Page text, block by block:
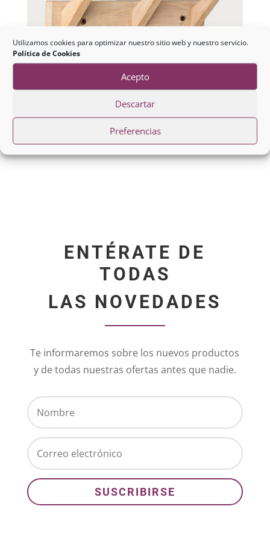
Utilizamos cookies para optimizar nuestro sitio web y nuestro servicio.
Política de Cookies
Acepto
Descartar
Preferencias
Perchas de pared
ENTÉRATE DE
TODAS
LAS NOVEDADES
Te informaremos sobre los nuevos productos
y de todas nuestras ofertas antes que nadie.
SUSCRIBIRSE